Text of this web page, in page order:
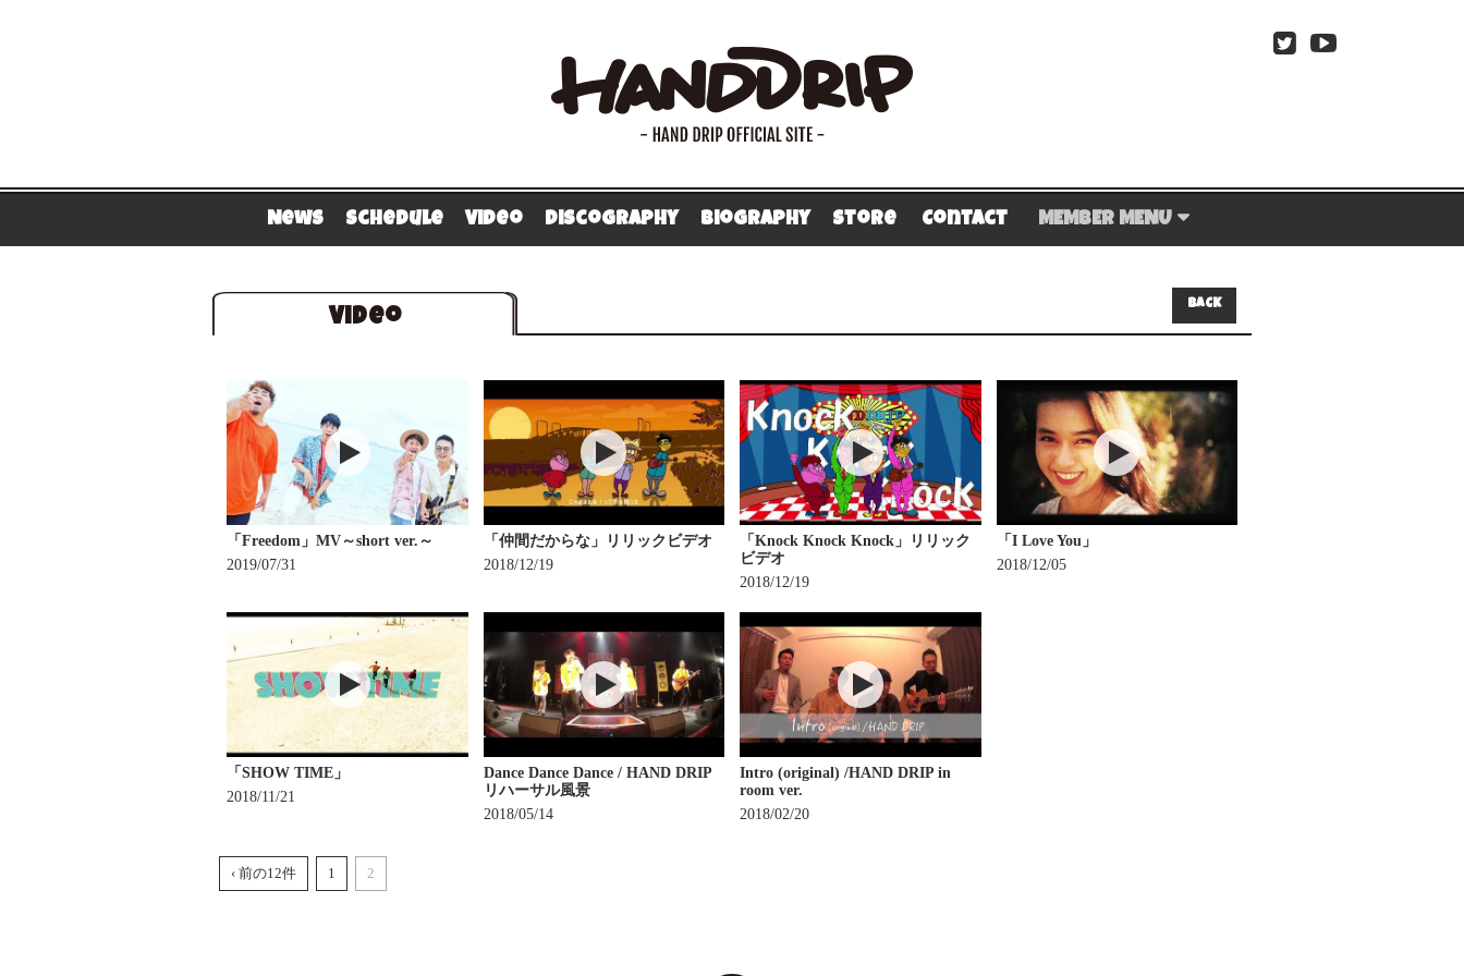
News Schedule Video Discography Biography Store Contact MEMBER MENU
Video
BACK
「Freedom」MV～short ver.～
2019/07/31
「仲間だからな」リリックビデオ
2018/12/19
「Knock Knock Knock」リリック
ビデオ
2018/12/19
「I Love You」
2018/12/05
「SHOW TIME」
2018/11/21
Dance Dance Dance / HAND DRIP
リハーサル風景
2018/05/14
Intro (original) /HAND DRIP in
room ver.
2018/02/20
‹ 前の12件 1 2